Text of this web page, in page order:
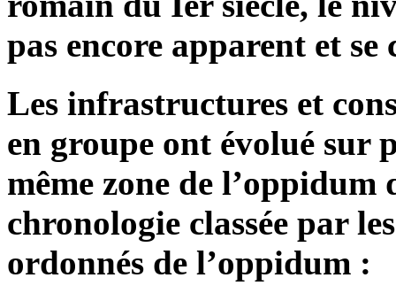
pas encore apparent et se
Les infrastructures et
en groupe ont évolué sur
même zone de l’oppidum
chronologie classée par
ordonnés de l’oppidum :